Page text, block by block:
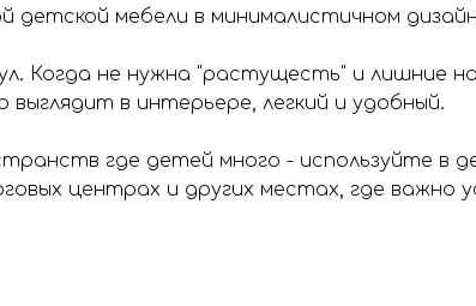
детской мебели в минималистичном
Когда не нужна "растущесть" и лишние
в интерьере, легкий и удобный.
где детей много - используйте в
центрах и других местах, где важно